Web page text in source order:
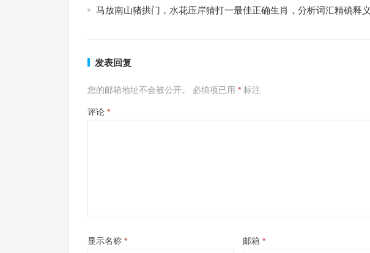
马放南山猪拱门，水花压岸猜打一最佳正确生肖，分析词汇精确释义
发表回复
您的邮箱地址不会被公开。 必填项已用 * 标注
评论 *
显示名称 * 邮箱 *